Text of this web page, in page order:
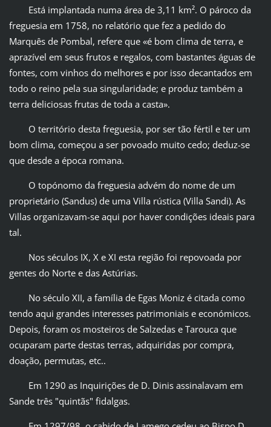
Está implantada numa área de 3,11 km². O pároco da
freguesia em 1758, no relatório que fez a pedido do
Marquês de Pombal, refere que «é bom clima de terra, e
aprazível em seus frutos e regalos, com bastantes águas de
fontes, com vinhos do melhores e por isso decantados em
todo o reino pela sua singularidade; e produz também a
terra deliciosas frutas de toda a casta».
O território desta freguesia, por ser tão fértil e ter um
bom clima, começou a ser povoado muito cedo; deduz-se
que desde a época romana.
O topónomo da freguesia advém do nome de um
proprietário (Sandus) de uma Villa rústica (Villa Sandi). As
Villas organizavam-se aqui por haver condições ideais para
tal.
Nos séculos IX, X e XI esta região foi repovoada por
gentes do Norte e das Astúrias.
No século XII, a família de Egas Moniz é citada como
tendo aqui grandes interesses patrimoniais e económicos.
Depois, foram os mosteiros de Salzedas e Tarouca que
ocuparam parte destas terras, adquiridas por compra,
doação, permutas, etc..
Em 1290 as Inquirições de D. Dinis assinalavam em
Sande três "quintãs" fidalgas.